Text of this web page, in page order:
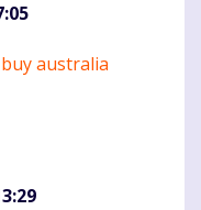
australia